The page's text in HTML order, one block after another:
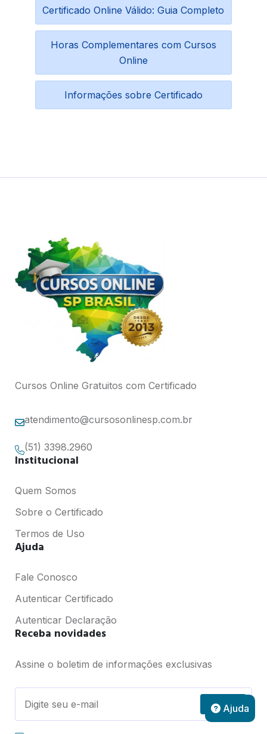
Certificado Online Válido: Guia Completo
Horas Complementares com Cursos
Online
Informações sobre Certificado
Cursos Online Gratuitos com Certificado
atendimento@cursosonlinesp.com.br
(51) 3398.2960
Institucional
Quem Somos
Sobre o Certificado
Termos de Uso
Ajuda
Fale Conosco
Autenticar Certificado
Autenticar Declaração
Receba novidades
Assine o boletim de informações exclusivas
Assinar
Ajuda